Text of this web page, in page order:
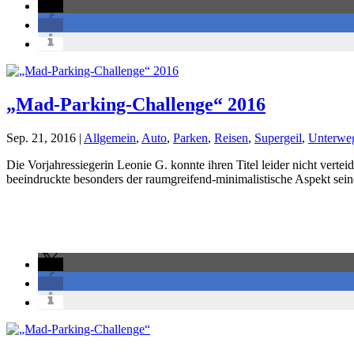
„Mad-Parking-Challenge“ 2016
Sep. 21, 2016 | Allgemein, Auto, Parken, Reisen, Supergeil,
Die Vorjahressiegerin Leonie G. konnte ihren Titel leider nicht
beeindruckte besonders der raumgreifend-minimalistische Aspekt